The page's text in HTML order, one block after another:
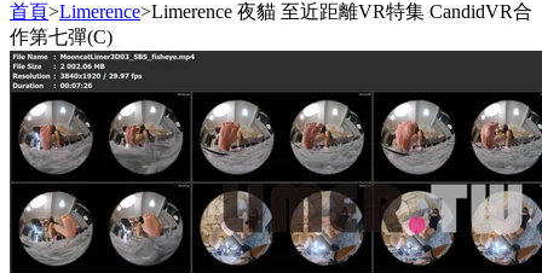
首頁>Limerence>Limerence 夜貓 至近距離VR特集 CandidVR合
作第七彈(C)